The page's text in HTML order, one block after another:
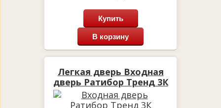
Купить
В корзину
Легкая дверь Входная
дверь Ратибор Тренд 3К
Лиственница беж